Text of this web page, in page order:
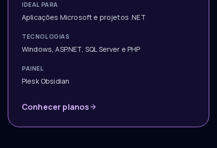
IDEAL PARA
Aplicações Microsoft e projetos .NET
TECNOLOGIAS
Windows, ASP.NET, SQL Server e PHP
PAINEL
Plesk Obsidian
Conhecer planos